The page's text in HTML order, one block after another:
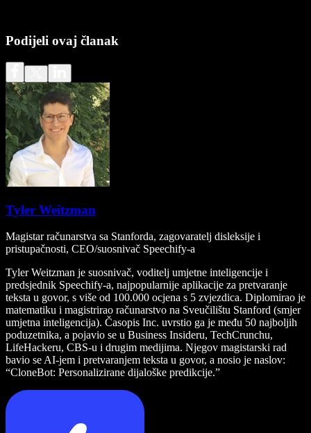
Podijeli ovaj članak
Tyler Weitzman
Magistar računarstva sa Stanforda, zagovaratelj disleksije i
pristupačnosti, CEO/suosnivač Speechify-a
Tyler Weitzman je suosnivač, voditelj umjetne inteligencije i
predsjednik Speechify-a, najpopularnije aplikacije za pretvaranje
teksta u govor, s više od 100.000 ocjena s 5 zvjezdica. Diplomirao je
matematiku i magistrirao računarstvo na Sveučilištu Stanford (smjer
umjetna inteligencija). Časopis Inc. uvrstio ga je među 50 najboljih
poduzetnika, a pojavio se u Business Insideru, TechCrunchu,
LifeHackeru, CBS-u i drugim medijima. Njegov magistarski rad
bavio se AI-jem i pretvaranjem teksta u govor, a nosio je naslov:
“CloneBot: Personalizirane dijaloške predikcije.”